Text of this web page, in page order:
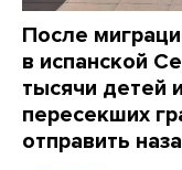
После
в испанской
тысячи детей
пересекших
отправить